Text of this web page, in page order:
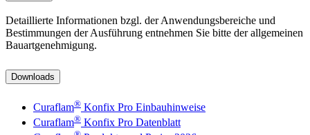
Detaillierte Informationen bzgl. der Anwendungsbereiche und
Bestimmungen der Ausführung entnehmen Sie bitte der allgemeinen
Bauartgenehmigung.
Downloads
Curaflam® Konfix Pro Einbauhinweise
Curaflam® Konfix Pro Datenblatt